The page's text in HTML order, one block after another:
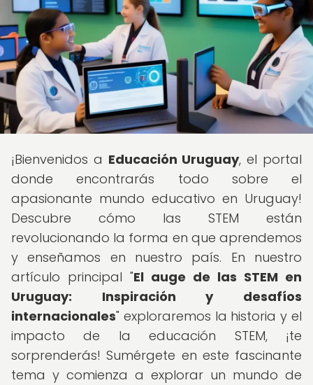
¡Bienvenidos a Educación Uruguay, el portal
donde encontrarás todo sobre el
apasionante mundo educativo en Uruguay!
Descubre cómo las STEM están
revolucionando la forma en que aprendemos
y enseñamos en nuestro país. En nuestro
artículo principal "El auge de las STEM en
Uruguay: Inspiración y desafíos
internacionales" exploraremos la historia y el
impacto de la educación STEM, ¡te
sorprenderás! Sumérgete en este fascinante
tema y comienza a explorar un mundo de